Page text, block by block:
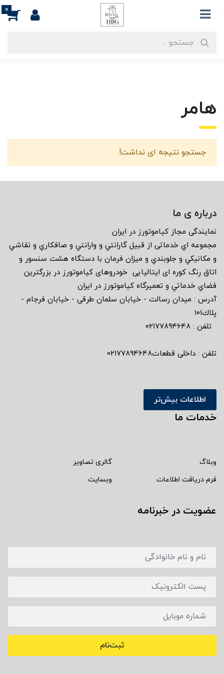
0
هامر
جستجو نتیجه ای نداشت!
درباره ی ما
نمايندگى مجاز كياموتورز در ايران
مجموعه اي خدماتى از قبيل گارانتي و وارانتي و صافكاري و نقاشي
و مكانيكي و جلوبندي و ميزان فرمان با دستگاه هشت سنسور و
اتاق رنگ كوره اى ايتاليايى خودروهاى كياموتورز در بزرگترين
فضاي خدماتي و تعميرگاه كياموتورز در ايران
آدرس : ميدان رسالت - خيابان سلمان طرقى - خيابان فرجام -
پلاك١٠١
تلفن : ٠٢١٧٧٨٩٤٦٤٨
تلفن : داخلی قطعات02177894648
اطلاعات بیش‌تر
خدمات ما
وبلاگ
گالری تصاویر
فرم دریافت اطلاعات
وبسایت
عضویت در خبرنامه
ثبت‌نام